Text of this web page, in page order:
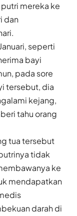
mereka ke
dan
seperti
bayi
pada sore
tersebut, dia
kejang,
tahu orang
tua tersebut
tidak
ke
mendapatkan
darah di